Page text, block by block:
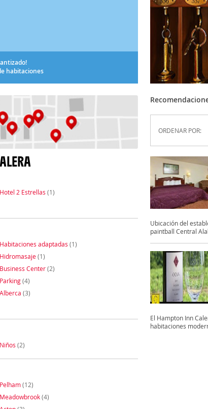
habitaciones
Hotel 2 Estrellas (1)
Habitaciones adaptadas (1)
Hidromasaje(1)
Business Center(2)
Parking(4)
Alberca (3)
Niños (2)
Pelham(12)
Meadowbrook(4)
ORDENAR POR:
Ubicación del
paintball Central
El Hampton Inn
habitaciones